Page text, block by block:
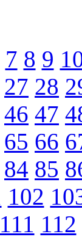
7 8 9
27 28
46 47
65 66
84 85
102
111 112